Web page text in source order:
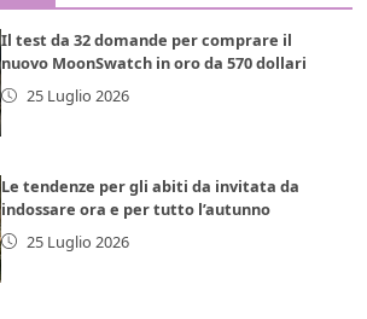
Il test da 32 domande per comprare il
nuovo MoonSwatch in oro da 570 dollari
25 Luglio 2026
Le tendenze per gli abiti da invitata da
indossare ora e per tutto l’autunno
25 Luglio 2026